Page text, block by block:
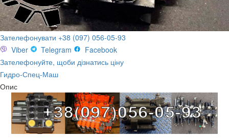
Зателефонувати +38 (097) 056-05-93
Viber
Telegram
Facebook
Зателефонуйте, щоби дізнатись ціну
Гидро-Спец-Маш
Опис